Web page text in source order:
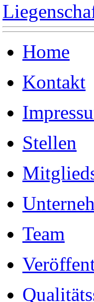
Home
Kontakt
Stellen
Team